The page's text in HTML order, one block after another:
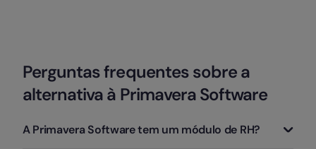
Perguntas frequentes sobre a
alternativa à Primavera Software
A Primavera Software tem um módulo de RH?